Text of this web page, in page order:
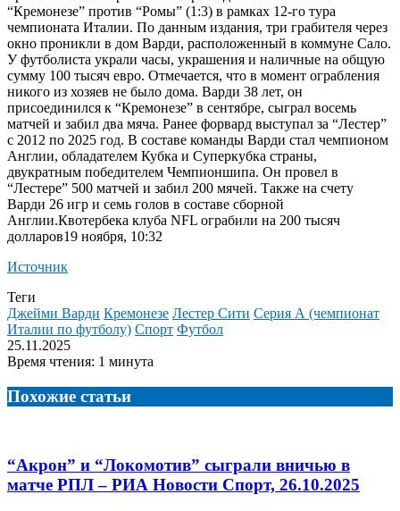
“Кремонезе” против “Ромы” (1:3) в рамках 12-го тура
чемпионата Италии. По данным издания, три грабителя через
окно проникли в дом Варди, расположенный в коммуне Сало.
У футболиста украли часы, украшения и наличные на общую
сумму 100 тысяч евро. Отмечается, что в момент ограбления
никого из хозяев не было дома. Варди 38 лет, он
присоединился к “Кремонезе” в сентябре, сыграл восемь
матчей и забил два мяча. Ранее форвард выступал за “Лестер”
с 2012 по 2025 год. В составе команды Варди стал чемпионом
Англии, обладателем Кубка и Суперкубка страны,
двукратным победителем Чемпионшипа. Он провел в
“Лестере” 500 матчей и забил 200 мячей. Также на счету
Варди 26 игр и семь голов в составе сборной
Англии.Квотербека клуба NFL ограбили на 200 тысяч
долларов19 ноября, 10:32
Источник
Теги
Джейми Варди Кремонезе Лестер Сити Серия А (чемпионат
Италии по футболу) Спорт Футбол
25.11.2025
Время чтения: 1 минута
Похожие статьи
“Акрон” и “Локомотив” сыграли вничью в
матче РПЛ – РИА Новости Спорт, 26.10.2025